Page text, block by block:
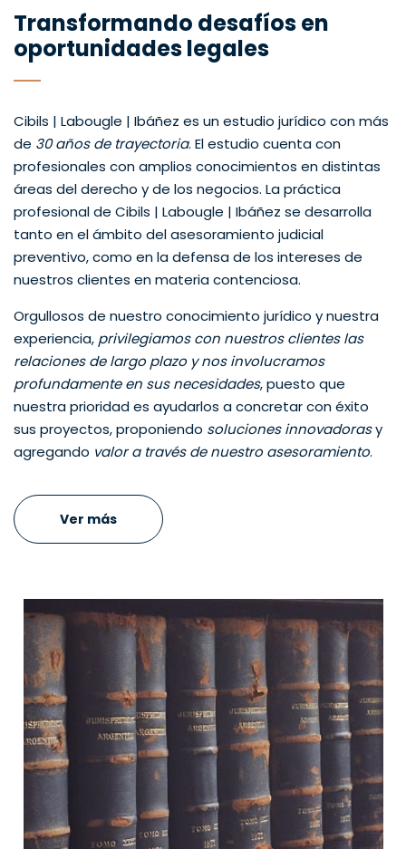
Transformando desafíos en
oportunidades legales
Cibils | Labougle | Ibáñez es un estudio jurídico con más
de 30 años de trayectoria. El estudio cuenta con
profesionales con amplios conocimientos en distintas
áreas del derecho y de los negocios. La práctica
profesional de Cibils | Labougle | Ibáñez se desarrolla
tanto en el ámbito del asesoramiento judicial
preventivo, como en la defensa de los intereses de
nuestros clientes en materia contenciosa.
Orgullosos de nuestro conocimiento jurídico y nuestra
experiencia, privilegiamos con nuestros clientes las
relaciones de largo plazo y nos involucramos
profundamente en sus necesidades, puesto que
nuestra prioridad es ayudarlos a concretar con éxito
sus proyectos, proponiendo soluciones innovadorasy
agregando valor a través de nuestro asesoramiento.
Ver más